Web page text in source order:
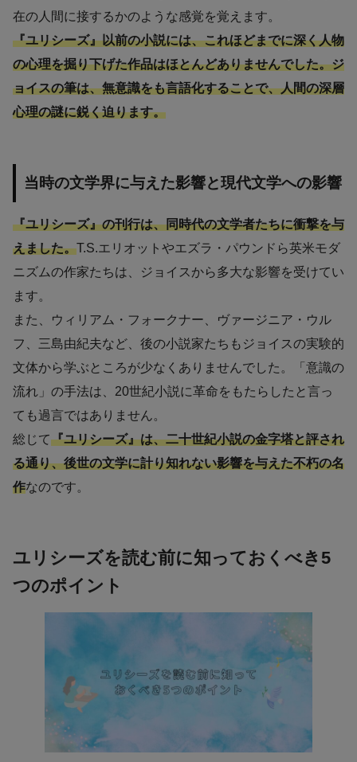
在の人間に接するかのような感覚を覚えます。
『ユリシーズ』以前の小説には、これほどまでに深く人物
の心理を掘り下げた作品はほとんどありませんでした。ジ
ョイスの筆は、無意識をも言語化することで、人間の深層
心理の謎に鋭く迫ります。
当時の文学界に与えた影響と現代文学への影響
『ユリシーズ』の刊行は、同時代の文学者たちに衝撃を与
えました。T.S.エリオットやエズラ・パウンドら英米モダ
ニズムの作家たちは、ジョイスから多大な影響を受けてい
ます。
また、ウィリアム・フォークナー、ヴァージニア・ウル
フ、三島由紀夫など、後の小説家たちもジョイスの実験的
文体から学ぶところが少なくありませんでした。「意識の
流れ」の手法は、20世紀小説に革命をもたらしたと言っ
ても過言ではありません。
総じて『ユリシーズ』は、二十世紀小説の金字塔と評され
る通り、後世の文学に計り知れない影響を与えた不朽の名
作なのです。
ユリシーズを読む前に知っておくべき5
つのポイント